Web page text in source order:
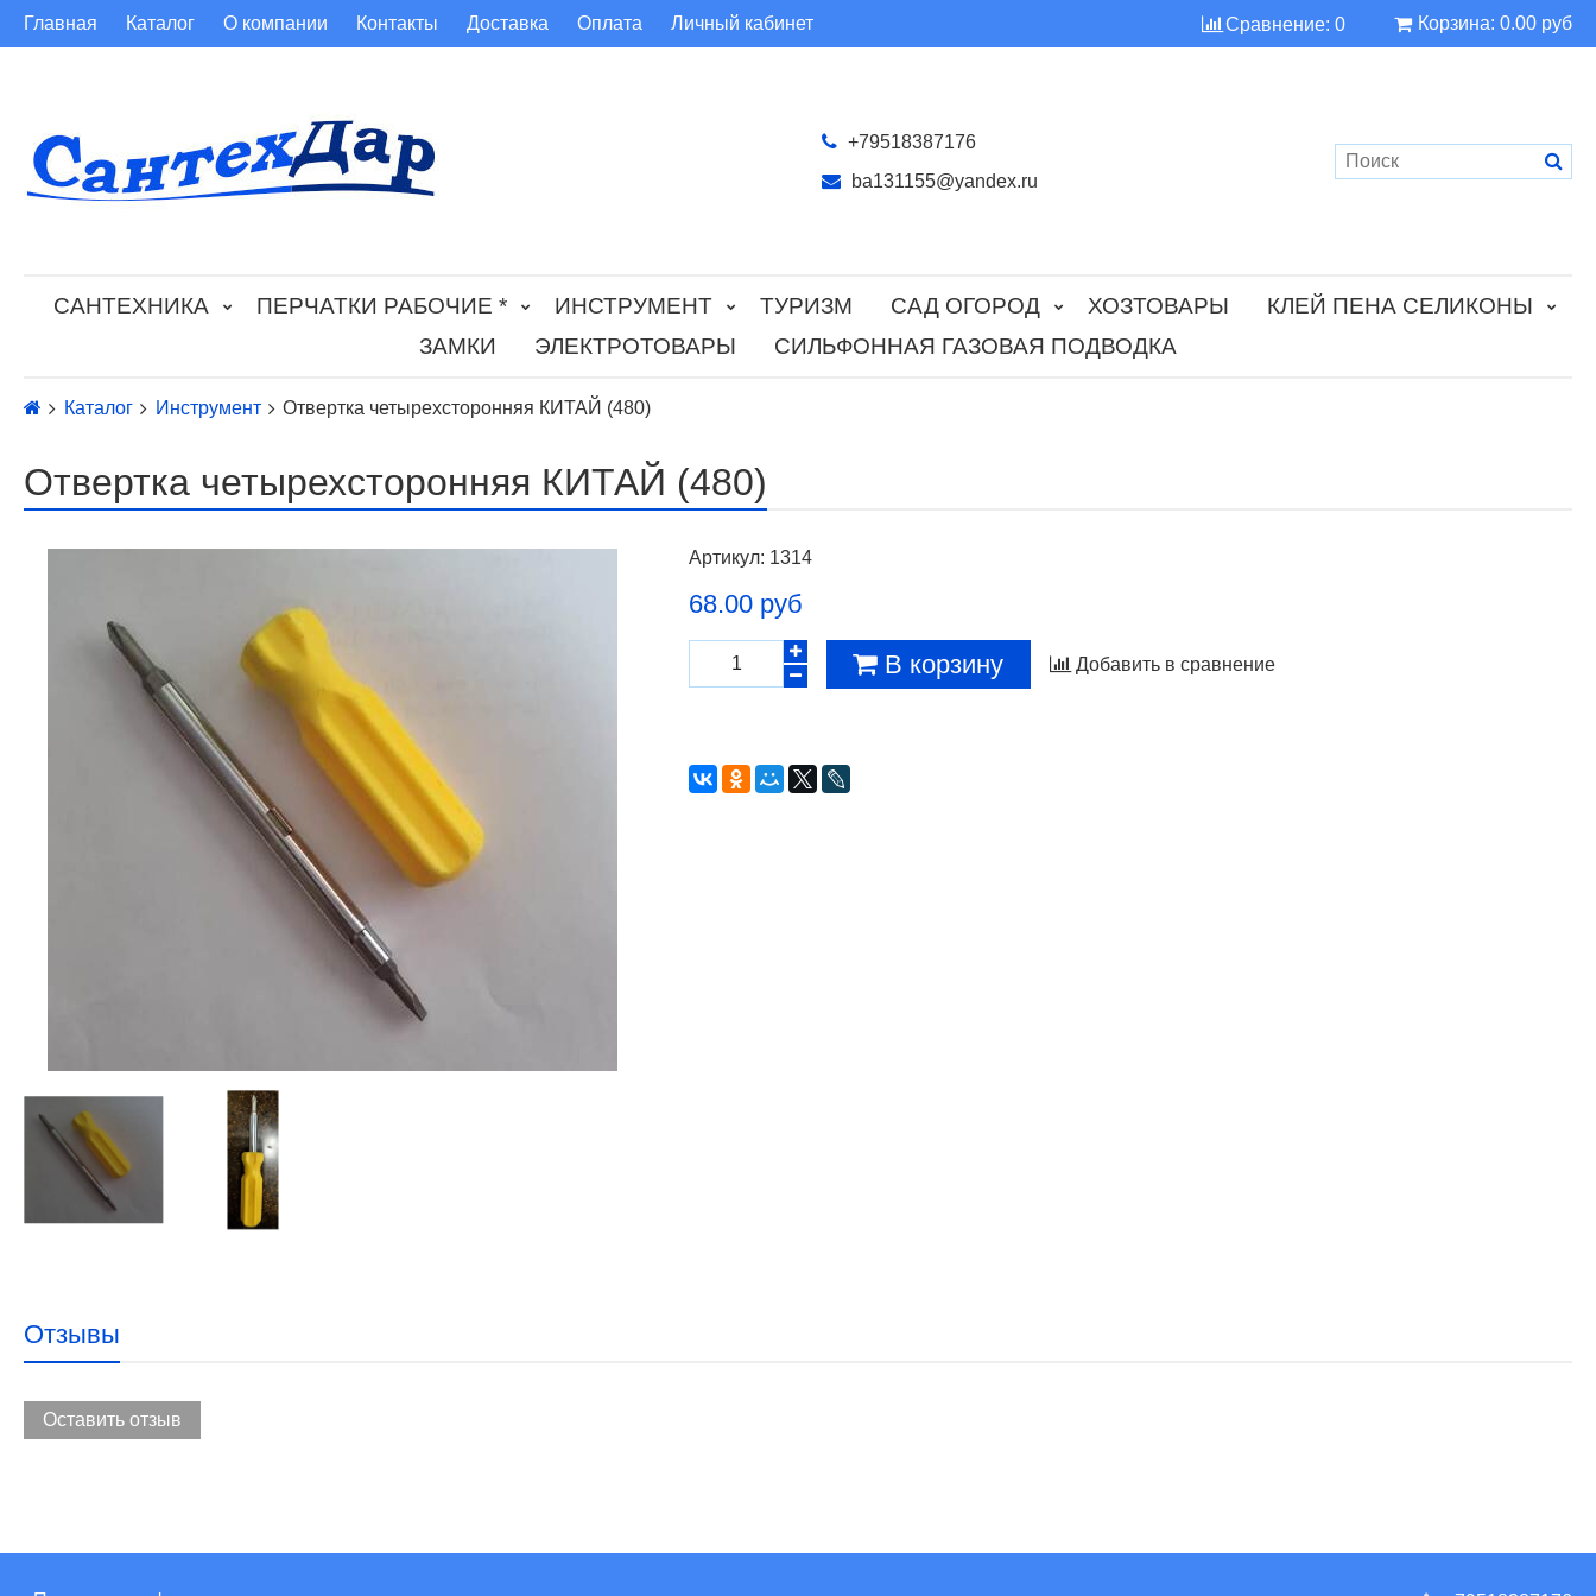
Главная Каталог О компании Контакты Доставка Оплата Личный кабинет Сравнение: 0 Корзина: 0.00 руб
+79518387176
ba131155@yandex.ru
САНТЕХНИКА ПЕРЧАТКИ РАБОЧИЕ * ИНСТРУМЕНТ ТУРИЗМ САД ОГОРОД ХОЗТОВАРЫ
КЛЕЙ ПЕНА СЕЛИКОНЫ
ЗАМКИ
ЭЛЕКТРОТОВАРЫ СИЛЬФОННАЯ ГАЗОВАЯ ПОДВОДКА
Каталог Инструмент Отвертка четырехсторонняя КИТАЙ (480)
Отвертка четырехсторонняя КИТАЙ (480)
Артикул: 1314
68.00 руб
В корзину Добавить в сравнение
Отзывы
Оставить отзыв